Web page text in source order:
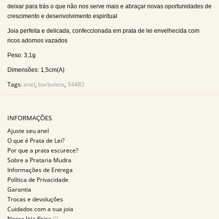
deixar para trás o que não nos serve mais e abraçar novas oportunidades de
crescimento e desenvolvimento espiritual
Joia perfeita e delicada, confeccionada em prata de lei envelhecida com
ricos adornos vazados
Peso: 3,1g
Dimensões: 1,5cm(A)
Tags:anel, borboleta,34482
INFORMAÇÕES
Ajuste seu anel
O que é Prata de Lei?
Por que a prata escurece?
Sobre a Prataria Mudra
Informações de Entrega
Política de Privacidade
Garantia
Trocas e devoluções
Cuidados com a sua joia